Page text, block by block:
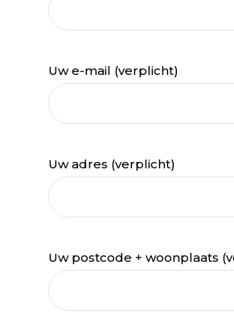
Uw e-mail (verplicht)
Uw adres (verplicht)
Uw postcode + woonplaats